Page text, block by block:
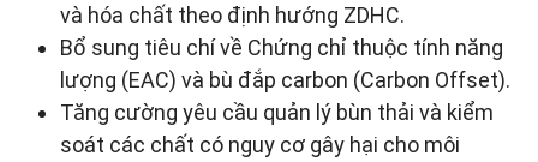
và hóa chất theo định hướng ZDHC.
Bổ sung tiêu chí về Chứng chỉ thuộc tính năng
lượng (EAC) và bù đắp carbon (Carbon Offset).
Tăng cường yêu cầu quản lý bùn thải và kiểm
soát các chất có nguy cơ gây hại cho môi